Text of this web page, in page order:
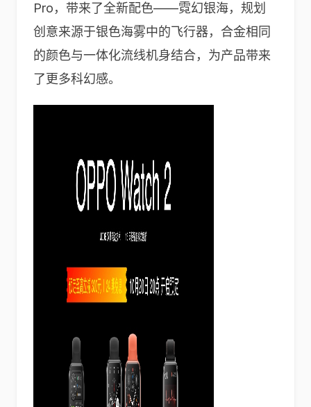
Pro，带来了全新配色——霓幻银海，规划
创意来源于银色海雾中的飞行器，合金相同
的颜色与一体化流线机身结合，为产品带来
了更多科幻感。